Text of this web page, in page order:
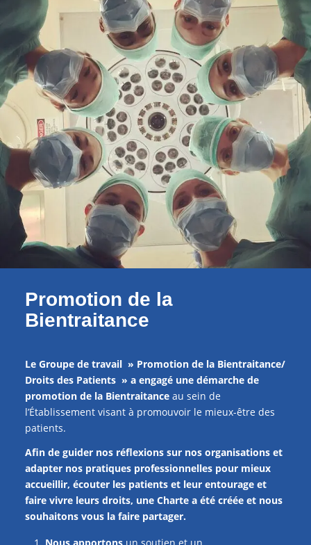
Promotion de la
Bientraitance
Le Groupe de travail » Promotion de la Bientraitance/
Droits des Patients » a engagé une démarche de
promotion de la Bientraitanceau sein de
l’Établissement visant à promouvoir le mieux-être des
patients.
Afin de guider nos réflexions sur nos organisations et
adapter nos pratiques professionnelles pour mieux
accueillir, écouter les patients et leur entourage et
faire vivre leurs droits, une Charte a été créée et nous
souhaitons vous la faire partager.